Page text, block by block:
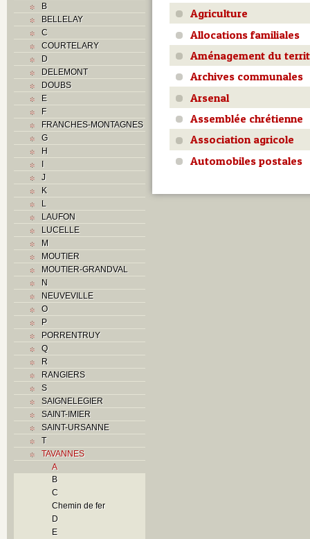
B
BELLELAY
C
COURTELARY
D
DELEMONT
DOUBS
E
F
FRANCHES-MONTAGNES
G
H
I
J
K
L
LAUFON
LUCELLE
M
MOUTIER
MOUTIER-GRANDVAL
N
NEUVEVILLE
O
P
PORRENTRUY
Q
R
RANGIERS
S
SAIGNELEGIER
SAINT-IMIER
SAINT-URSANNE
T
TAVANNES
A
B
C
Chemin de fer
D
E
Agriculture
Allocations familiales
Aménagement du
Archives communales
Arsenal
Assemblée chrétienne
Association agricole
Automobiles postales